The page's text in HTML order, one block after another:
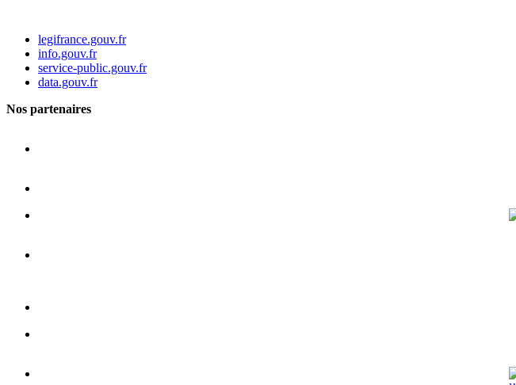
legifrance.gouv.fr
info.gouv.fr
service-public.gouv.fr
data.gouv.fr
Nos partenaires